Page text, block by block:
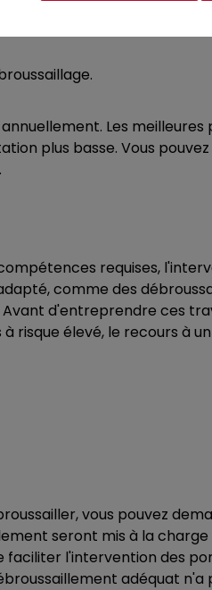
Les
plus basse. Vous
requises,
comme des
d'entreprendre ces
risque élevé, le recours
vous pouvez
seront mis à la
l'intervention des
adéquat n'a